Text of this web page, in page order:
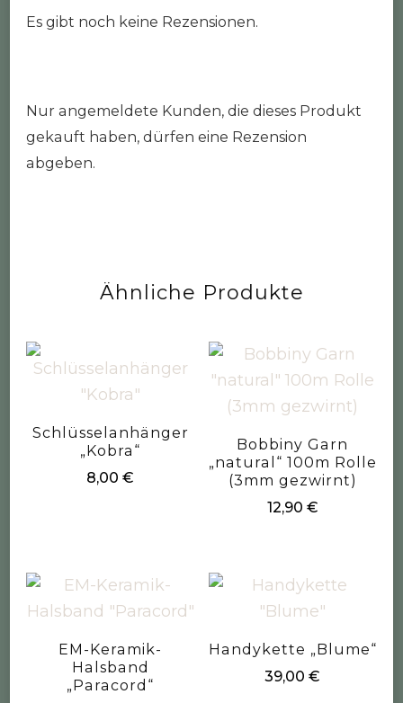
Es gibt noch keine Rezensionen.
Nur angemeldete Kunden, die dieses Produkt
gekauft haben, dürfen eine Rezension
abgeben.
Ähnliche Produkte
Schlüsselanhänger
„Kobra“
8,00€
Bobbiny Garn
„natural“ 100m Rolle
(3mm gezwirnt)
12,90 €
EM-Keramik-
Halsband
„Paracord“
Handykette „Blume“
39,00€